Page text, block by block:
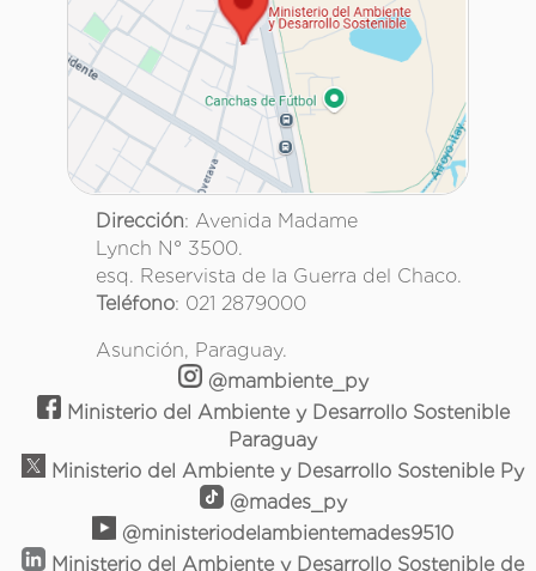
Dirección: Avenida Madame
Lynch N° 3500.
esq. Reservista de la Guerra del Chaco.
Teléfono: 021 2879000
Asunción, Paraguay.
@mambiente_py
Ministerio del Ambiente y Desarrollo Sostenible
Paraguay
Ministerio del Ambiente y Desarrollo Sostenible Py
@mades_py
@ministeriodelambientemades9510
Ministerio del Ambiente y Desarrollo Sostenible de